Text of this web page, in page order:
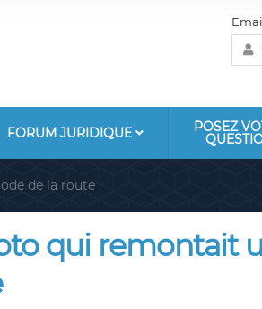
FORUM JURIDIQUE POSEZ
de la route
qui remontait